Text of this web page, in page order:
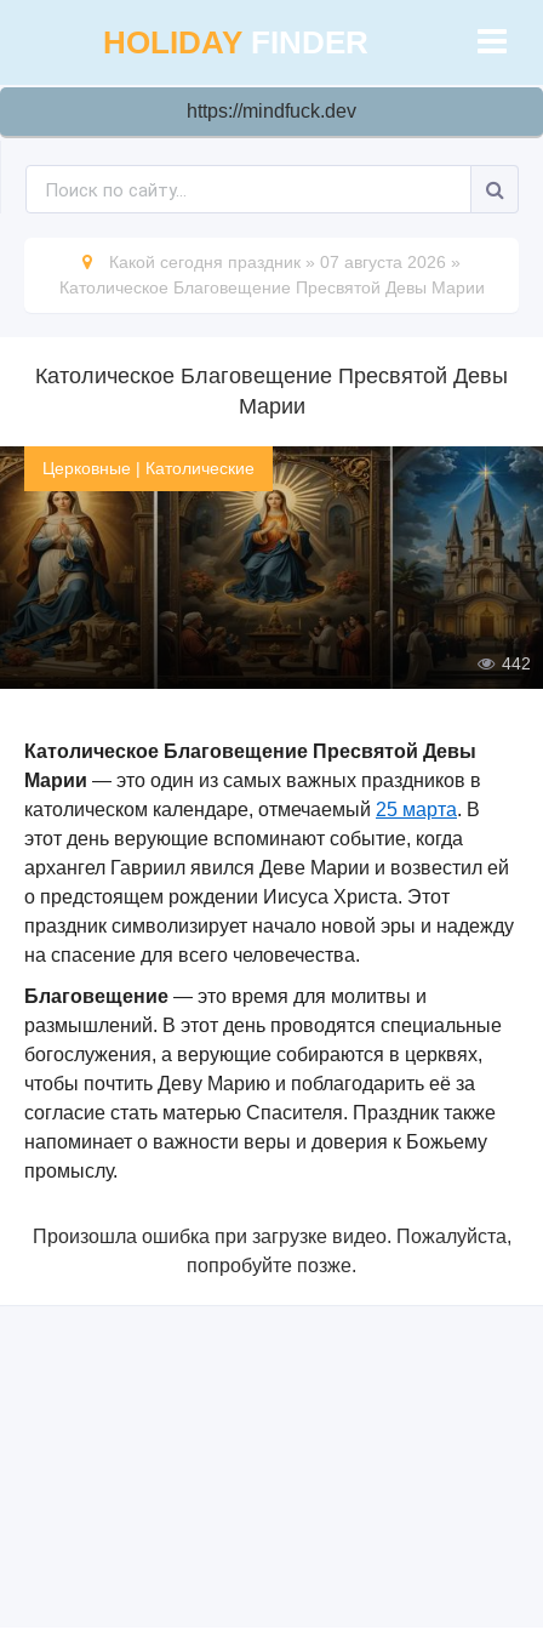
HOLIDAY FINDER
https://mindfuck.dev
Какой сегодня праздник » 07 августа 2026 »
Католическое Благовещение Пресвятой Девы Марии
Католическое Благовещение Пресвятой Девы
Марии
Церковные | Католические
442
Католическое Благовещение Пресвятой Девы
Марии — это один из самых важных праздников в
католическом календаре, отмечаемый 25 марта. В
этот день верующие вспоминают событие, когда
архангел Гавриил явился Деве Марии и возвестил ей
о предстоящем рождении Иисуса Христа. Этот
праздник символизирует начало новой эры и надежду
на спасение для всего человечества.
Благовещение — это время для молитвы и
размышлений. В этот день проводятся специальные
богослужения, а верующие собираются в церквях,
чтобы почтить Деву Марию и поблагодарить её за
согласие стать матерью Спасителя. Праздник также
напоминает о важности веры и доверия к Божьему
промыслу.
Произошла ошибка при загрузке видео. Пожалуйста,
попробуйте позже.